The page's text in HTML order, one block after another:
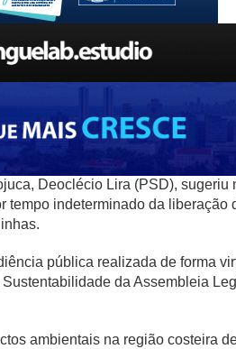
Deoclécio Lira (PSD), sugeriu
tempo indeterminado da liberação
pública realizada de forma
da Assembleia
ambientais na região costeira